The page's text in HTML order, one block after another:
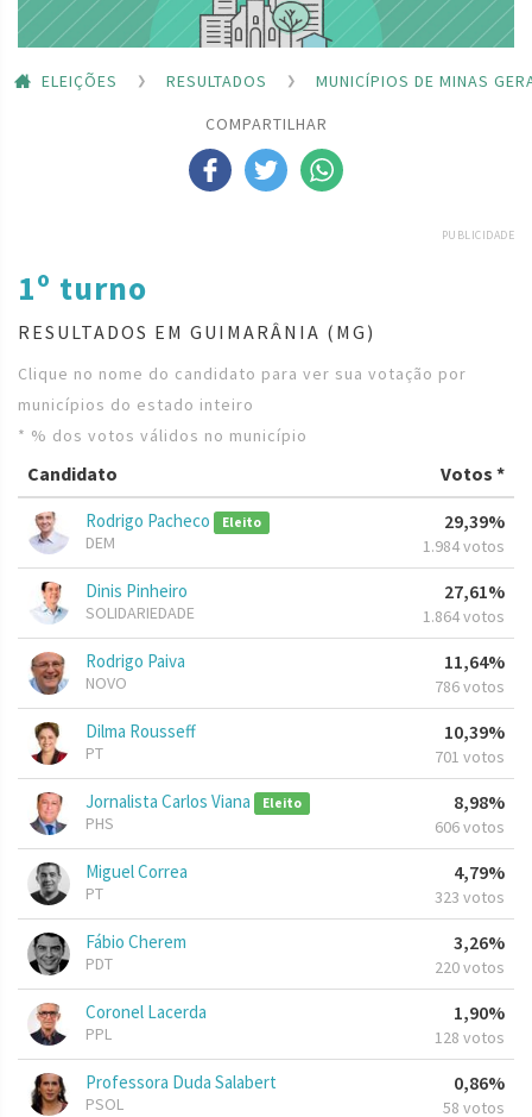
ELEIÇÕES RESULTADOS
MUNICÍPIOS DE MINAS
COMPARTILHAR
PUBLICIDADE
1º turno
RESULTADOS EM GUIMARÂNIA (MG)
Clique no nome do candidato para ver sua votação por
municípios do estado inteiro
* % dos votos válidos no município
Candidato Votos *
Rodrigo Pacheco Eleito
DEM
29,39%
1.984 votos
Dinis Pinheiro
SOLIDARIEDADE
27,61%
1.864 votos
Rodrigo Paiva
NOVO
11,64%
786 votos
Dilma Rousseff
PT
10,39%
701 votos
Jornalista Carlos Viana Eleito
PHS
8,98%
606 votos
Miguel Correa
PT
4,79%
323 votos
Fábio Cherem
PDT
3,26%
220 votos
Coronel Lacerda
PPL
1,90%
128 votos
Professora Duda Salabert
PSOL
0,86%
58 votos